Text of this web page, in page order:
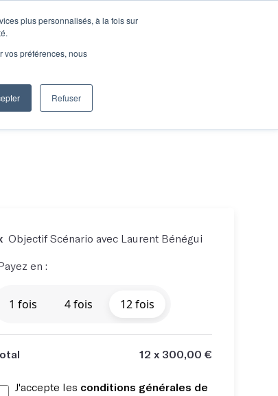
plus personnalisés, à la fois sur
vos préférences, nous
Refuser
Je découvre les ateliers
Objectif Scénario avec Laurent Bénégui
en :
1 fois 4 fois 12 fois
12 x 300,00 €
J'accepte les conditions générales de